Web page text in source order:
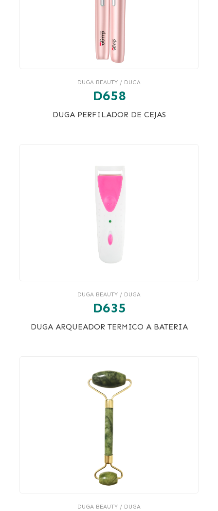
DUGA BEAUTY / DUGA
D658
DUGA PERFILADOR DE CEJAS
DUGA BEAUTY / DUGA
D635
DUGA ARQUEADOR TERMICO A BATERIA
DUGA BEAUTY / DUGA